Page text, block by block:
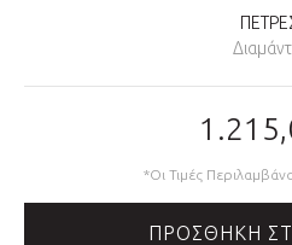
*Οι Τιμές
ΠΡΟΣΘΉΚΗ